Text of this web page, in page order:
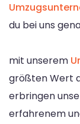
du bei uns
mit unserem
größten Wert
erbringen
erfahrenem